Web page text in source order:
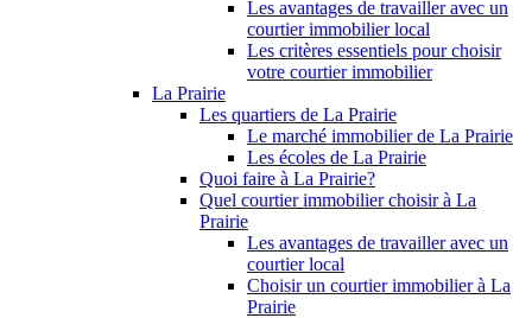
Les avantages de travailler avec un
courtier immobilier local
Les critères essentiels pour choisir
votre courtier immobilier
La Prairie
Les quartiers de La Prairie
Le marché immobilier de La Prairie
Les écoles de La Prairie
Quoi faire à La Prairie?
Quel courtier immobilier choisir à La
Prairie
Les avantages de travailler avec un
courtier local
Choisir un courtier immobilier à La
Prairie